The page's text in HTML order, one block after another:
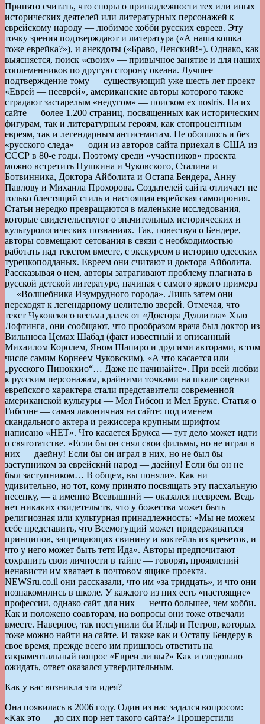
Принято считать, что споры о принадлежности тех или иных
исторических деятелей или литературных персонажей к
еврейскому народу — любимое хобби русских евреев. Эту
точку зрения подтверждают и литература («А наша кошка
тоже еврейка?»), и анекдоты («Браво, Ленский!»). Однако, как
выясняется, поиск «своих» — привычное занятие и для наших
соплеменников по другую сторону океана. Лучшее
подтверждение тому — существующий уже шесть лет проект
«Еврей — нееврей», американские авторы которого также
страдают застарелым «недугом» — поиском ex nostris. На их
сайте — более 1.200 страниц, посвященных как историческим
фигурам, так и литературным героям, как стопроцентным
евреям, так и легендарным антисемитам. Не обошлось и без
«русского следа» — один из авторов сайта приехал в США из
СССР в 80-е годы. Поэтому среди «участников» проекта
можно встретить Пушкина и Чуковского, Сталина и
Ботвинника, Доктора Айболита и Остапа Бендера, Анну
Павлову и Михаила Прохорова. Создателей сайта отличает не
только блестящий стиль и настоящая еврейская самоирония.
Статьи нередко превращаются в маленькие исследования,
которые свидетельствуют о значительных исторических и
культурологических познаниях. Так, повествуя о Бендере,
авторы совмещают сетования в связи с необходимостью
работать над текстом вместе, с экскурсом в историю одесских
турецкоподданых. Евреем они считают и доктора Айболита.
Рассказывая о нем, авторы затрагивают проблему плагиата в
русской детской литературе, начиная с самого яркого примера
— «Волшебника Изумрудного города». Лишь затем они
переходят к легендарному целителю зверей. Отмечая, что
текст Чуковского весьма далек от «Доктора Дуллитла» Хью
Лофтинга, они сообщают, что прообразом врача был доктор из
Вильнюса Цемах Шабад (факт известный и описанный
Михаилом Королем, Яном Шапиро и другими авторами, в том
числе самим Корнеем Чуковским). «А что касается или
„русского Пиноккио“… Даже не начинайте». При всей любви
к русским персонажам, крайними точками на шкале оценки
еврейского характера стали представители современной
американской культуры — Мел Гибсон и Мел Брукс. Статья о
Гибсоне — самая лаконичная на сайте: под именем
скандального актера и режиссера крупным шрифтом
написано «НЕТ». Что касается Брукса — тут дело может идти
о святотатстве. «Если бы он снял свои фильмы, но не играл в
них — даейну! Если бы он играл в них, но не был бы
заступником за еврейский народ — даейну! Если бы он не
был заступником… В общем, вы поняли». Как ни
удивительно, но тот, кому принято посвящать эту пасхальную
песенку, — а именно Всевышний — оказался неевреем. Ведь
нет никаких свидетельств, что у божества может быть
религиозная или культурная принадлежность: «Мы не можем
себе представить, что Всемогущий может придерживаться
принципов, запрещающих свинину и коктейль из креветок, и
что у него может быть тетя Ида». Авторы предпочитают
сохранить свои личности в тайне — говорят, проявлений
ненависти им хватает в почтовом ящике проекта.
NEWSru.co.il они рассказали, что им «за тридцать», и что они
познакомились в школе. У каждого из них есть «настоящие»
профессии, однако сайт для них — нечто большее, чем хобби.
Как и положено соавторам, на вопросы они тоже отвечали
вместе. Наверное, так поступили бы Ильф и Петров, которых
тоже можно найти на сайте. И также как и Остапу Бендеру в
свое время, прежде всего им пришлось ответить на
сакраментальный вопрос «Евреи ли вы?» Как и следовало
ожидать, ответ оказался утвердительным.
Как у вас возникла эта идея?
Она появилась в 2006 году. Один из нас задался вопросом:
«Как это — до сих пор нет такого сайта?» Прошерстили